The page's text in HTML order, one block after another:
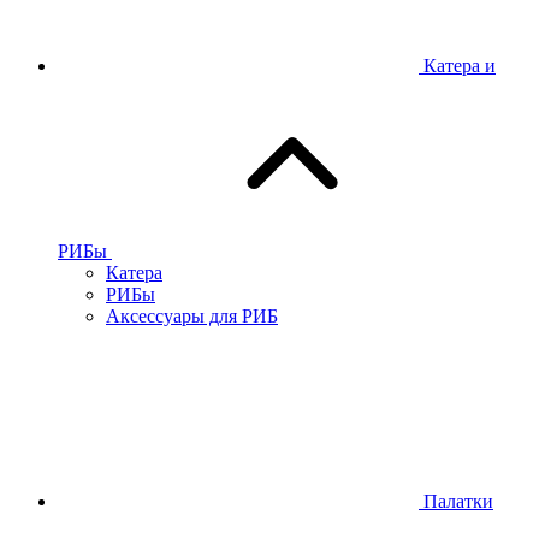
Катера и
РИБы
Катера
РИБы
Аксессуары для РИБ
Палатки